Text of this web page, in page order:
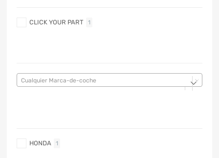
CLICK YOUR PART 1
Cualquier Marca-de-coche
HONDA 1